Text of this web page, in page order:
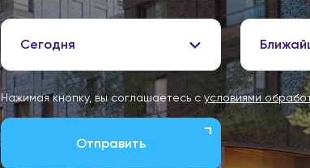
Сегодня
Нажимая кнопку, вы соглашаетесь с условиями
Отправить